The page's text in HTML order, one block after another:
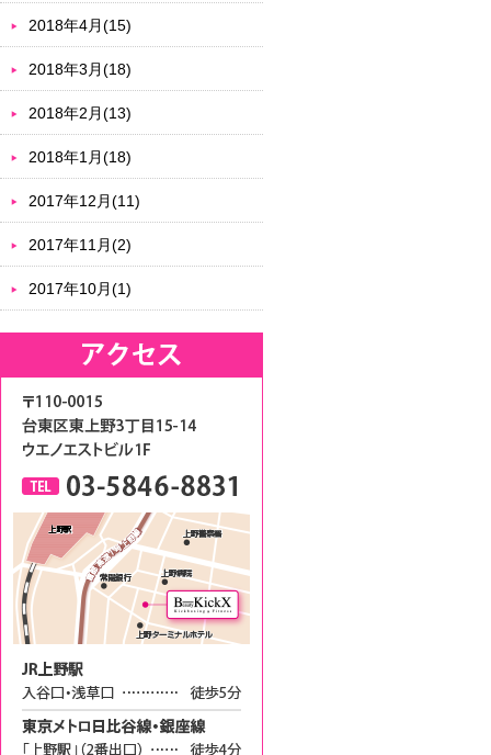
2018年4月(15)
2018年3月(18)
2018年2月(13)
2018年1月(18)
2017年12月(11)
2017年11月(2)
2017年10月(1)